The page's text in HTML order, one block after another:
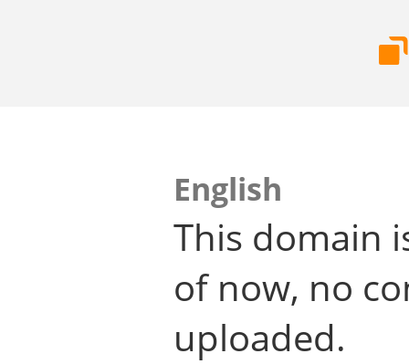
English
This domain
of now, no
uploaded.